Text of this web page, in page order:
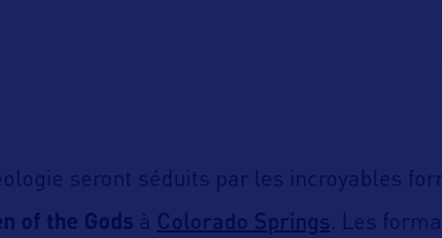
seront séduits par les incroyables
of the Gods à Colorado Springs. Les